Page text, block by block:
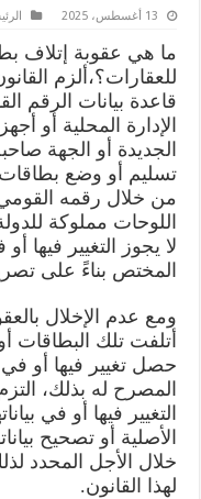
13 أغسطس، 2025
ما هي عقوبة إتلاف
قاعدة بيانات الرقم
الإدارة المحلية أو
الجديدة أو الجهة
تسليم أو وضع بطاقات
من خلال رقمه
اللوحات مملوكة
لا يجوز التغيير فيها
المختص بناءً على
ومع عدم الإخلال
أتلفت تلك البطاقات
حصل تغيير فيها أو
المصرح له بذلك،
التغيير فيها أو في
الأصلية أو تصحيح
خلال الأجل المحدد
لهذا القانون.